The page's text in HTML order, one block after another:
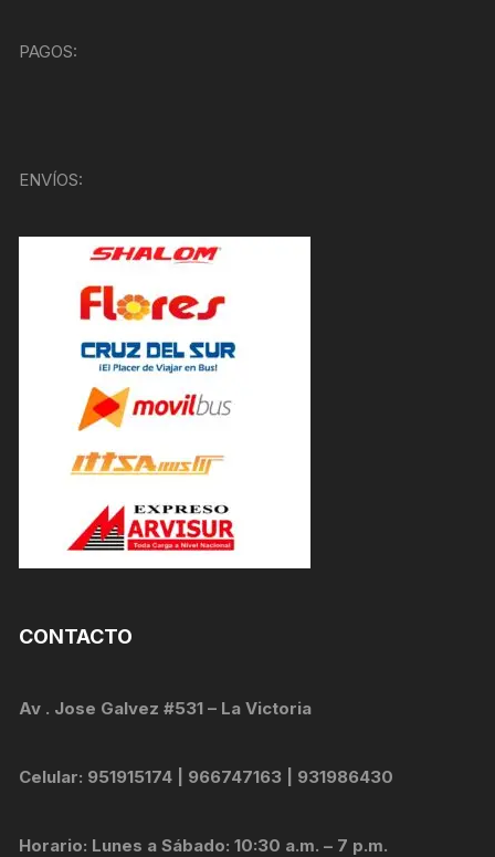
PAGOS:
ENVÍOS:
CONTACTO
Av . Jose Galvez #531 – La Victoria
Celular: 951915174 | 966747163 | 931986430
Horario: Lunes a Sábado: 10:30 a.m. – 7 p.m.